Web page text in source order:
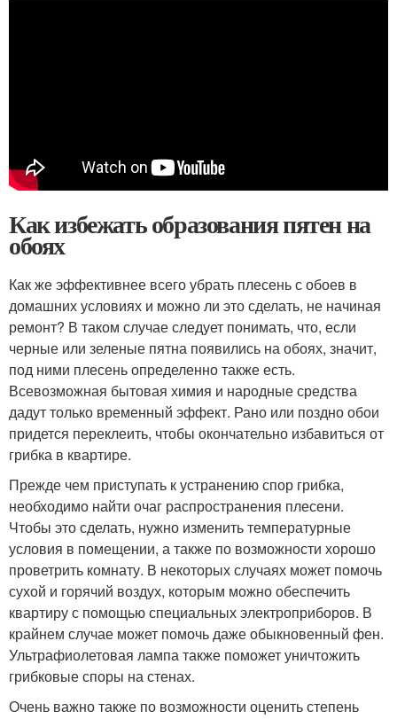
Как избежать образования пятен на
обоях
Как же эффективнее всего убрать плесень с обоев в
домашних условиях и можно ли это сделать, не начиная
ремонт? В таком случае следует понимать, что, если
черные или зеленые пятна появились на обоях, значит,
под ними плесень определенно также есть.
Всевозможная бытовая химия и народные средства
дадут только временный эффект. Рано или поздно обои
придется переклеить, чтобы окончательно избавиться от
грибка в квартире.
Прежде чем приступать к устранению спор грибка,
необходимо найти очаг распространения плесени.
Чтобы это сделать, нужно изменить температурные
условия в помещении, а также по возможности хорошо
проветрить комнату. В некоторых случаях может помочь
сухой и горячий воздух, которым можно обеспечить
квартиру с помощью специальных электроприборов. В
крайнем случае может помочь даже обыкновенный фен.
Ультрафиолетовая лампа также поможет уничтожить
грибковые споры на стенах.
Очень важно также по возможности оценить степень